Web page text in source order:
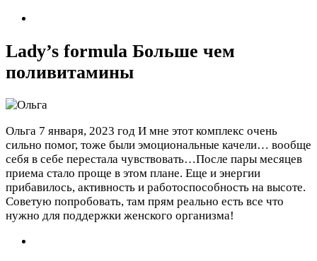
Lady’s formula Больше чем
поливитамины
Ольга 7 января, 2023 год И мне этот комплекс очень
сильно помог, тоже были эмоциональные качели… вообще
себя в себе перестала чувствовать…После пары месяцев
приема стало проще в этом плане. Еще и энергии
прибавилось, активность и работоспособность на высоте.
Советую попробовать, там прям реально есть все что
нужно для поддержки женского организма!